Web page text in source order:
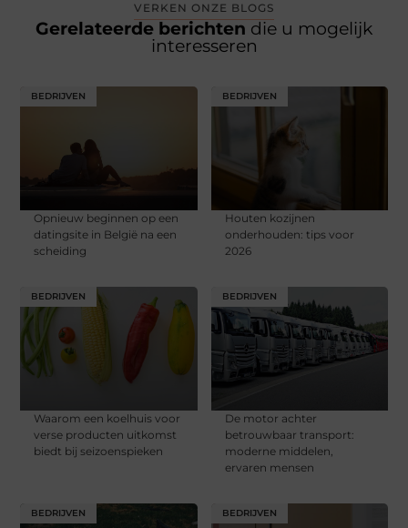
VERKEN ONZE BLOGS
Gerelateerde berichten die u mogelijk
interesseren
BEDRIJVEN
Opnieuw beginnen op een
datingsite in België na een
scheiding
BEDRIJVEN
Houten kozijnen
onderhouden: tips voor
2026
BEDRIJVEN
Waarom een koelhuis voor
verse producten uitkomst
biedt bij seizoenspieken
BEDRIJVEN
De motor achter
betrouwbaar transport:
moderne middelen,
ervaren mensen
BEDRIJVEN BEDRIJVEN